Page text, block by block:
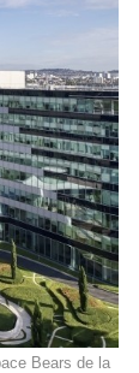
Bears de la